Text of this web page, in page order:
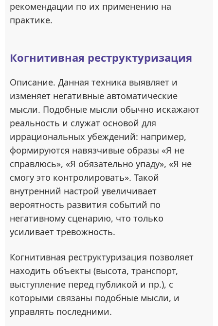
рекомендации по их применению на
практике.
Когнитивная реструктуризация
Описание. Данная техника выявляет и
изменяет негативные автоматические
мысли. Подобные мысли обычно искажают
реальность и служат основой для
иррациональных убеждений: например,
формируются навязчивые образы «Я не
справлюсь», «Я обязательно упаду», «Я не
смогу это контролировать». Такой
внутренний настрой увеличивает
вероятность развития событий по
негативному сценарию, что только
усиливает тревожность.
Когнитивная реструктуризация позволяет
находить объекты (высота, транспорт,
выступление перед публикой и пр.), с
которыми связаны подобные мысли, и
управлять последними.